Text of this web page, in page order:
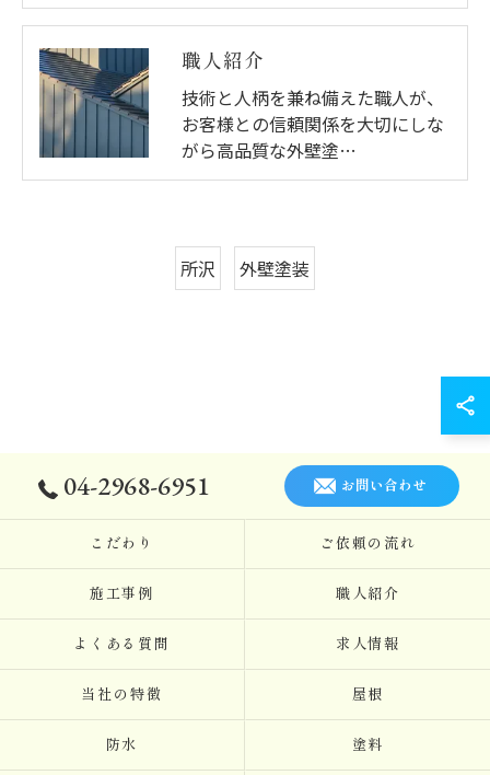
職人紹介
技術と人柄を兼ね備えた職人が、
お客様との信頼関係を大切にしな
がら高品質な外壁塗…
所沢 外壁塗装
04-2968-6951 お問い合わせ
こだわり ご依頼の流れ
施工事例 職人紹介
よくある質問 求人情報
当社の特徴 屋根
防水 塗料